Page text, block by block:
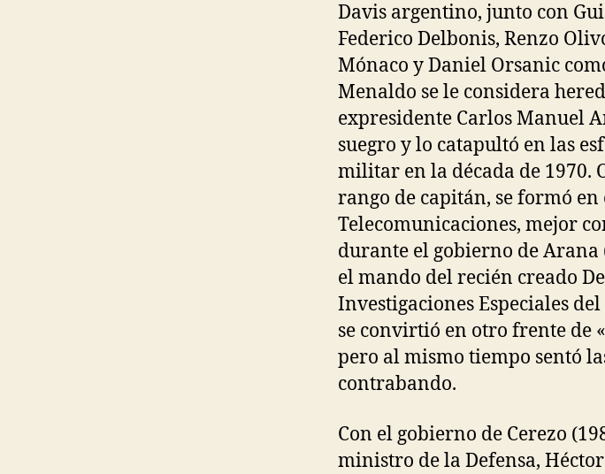
Davis argentino, junto con
Federico Delbonis, Renzo
Mónaco y Daniel Orsanic
Menaldo se le considera
expresidente Carlos Manuel
suegro y lo catapultó en las
militar en la década de 1970.
rango de capitán, se formó
Telecomunicaciones, mejor
durante el gobierno de Arana
el mando del recién creado
Investigaciones Especiales
se convirtió en otro frente de
pero al mismo tiempo sentó
contrabando.
Con el gobierno de Cerezo
ministro de la Defensa,